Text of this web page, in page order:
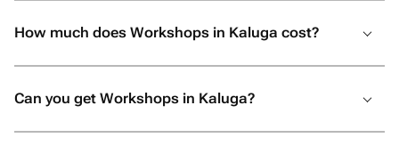
How much does Workshops in Kaluga cost?
Can you get Workshops in Kaluga?